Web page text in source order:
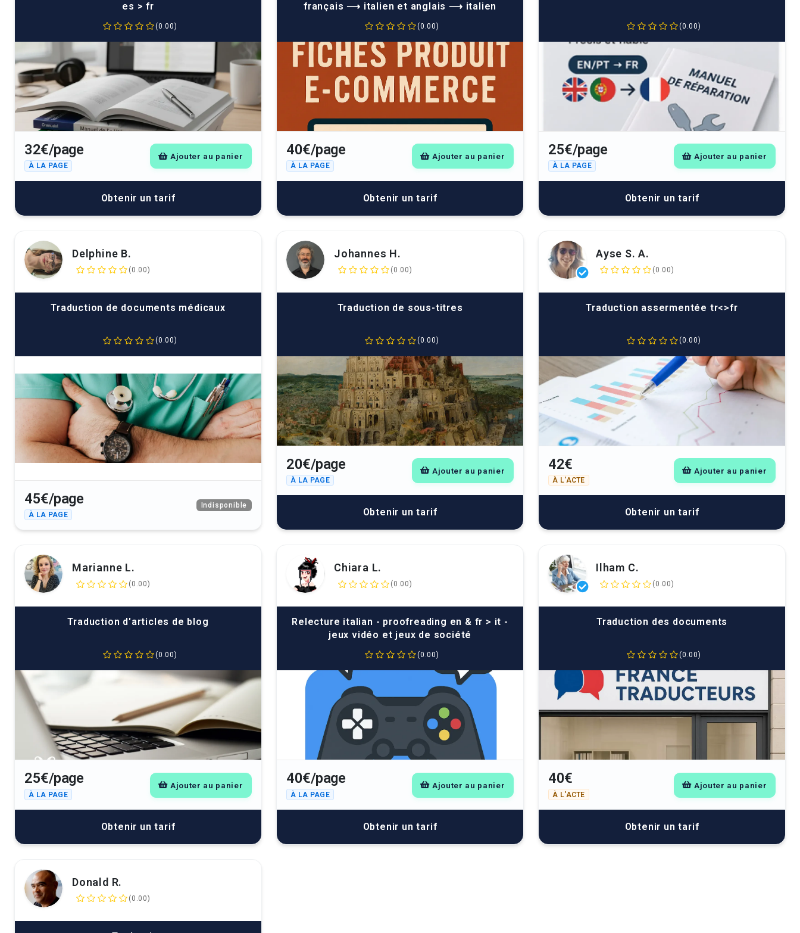
es > fr
(0.00)
32€/page
À LA PAGE
Ajouter au panier
Obtenir un tarif
français ⟶ italien et anglais ⟶ italien
(0.00)
40€/page
À LA PAGE
Ajouter au panier
Obtenir un tarif
(0.00)
25€/page
À LA PAGE
Ajouter au panier
Obtenir un tarif
Delphine B.
(0.00)
Traduction de documents médicaux
(0.00)
45€/page
À LA PAGE
Indisponible
Johannes H.
(0.00)
Traduction de sous-titres
(0.00)
20€/page
À LA PAGE
Ajouter au panier
Obtenir un tarif
Ayse S. A.
(0.00)
Traduction assermentée tr<>fr
(0.00)
42€
À L'ACTE
Ajouter au panier
Obtenir un tarif
Marianne L.
(0.00)
Traduction d'articles de blog
(0.00)
25€/page
À LA PAGE
Ajouter au panier
Obtenir un tarif
Chiara L.
(0.00)
Relecture italian - proofreading en & fr > it -
jeux vidéo et jeux de société
(0.00)
40€/page
À LA PAGE
Ajouter au panier
Obtenir un tarif
Ilham C.
(0.00)
Traduction des documents
(0.00)
40€
À L'ACTE
Ajouter au panier
Obtenir un tarif
Donald R.
(0.00)